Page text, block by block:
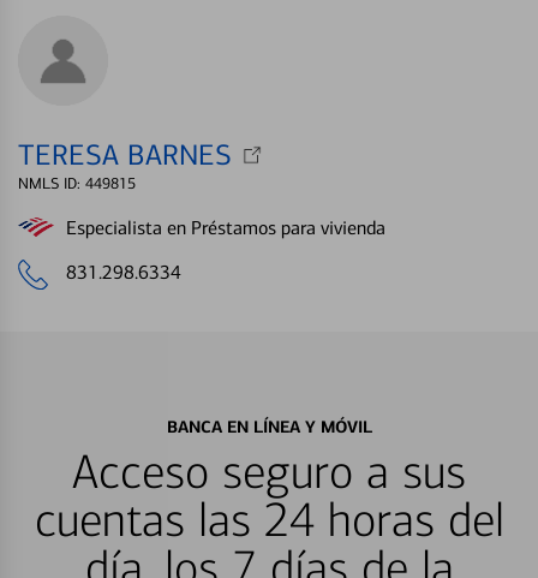
TERESA BARNES
NMLS ID: 449815
Especialista en Préstamos para vivienda
831.298.6334
BANCA EN LÍNEA Y MÓVIL
Acceso seguro a sus
cuentas las 24 horas del